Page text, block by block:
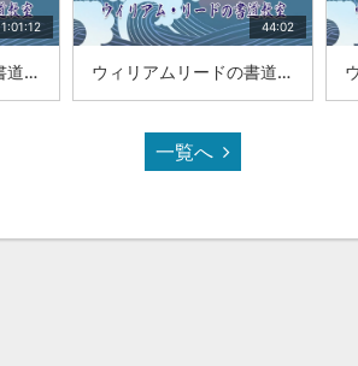
1:01:12
ウィリアムリードの書道教室|「1.書の世界にようこそ」|山梨学院大学 国際リベラルアーツ学部（iCLA）教授 ウィリアム・リード
44:02
ウィリアムリードの書道教室|「2.毛筆の特徴と使い方」|山梨学院大学 国際リベラルアーツ学部（iCLA）教授 ウィリアム・リード
一覧へ